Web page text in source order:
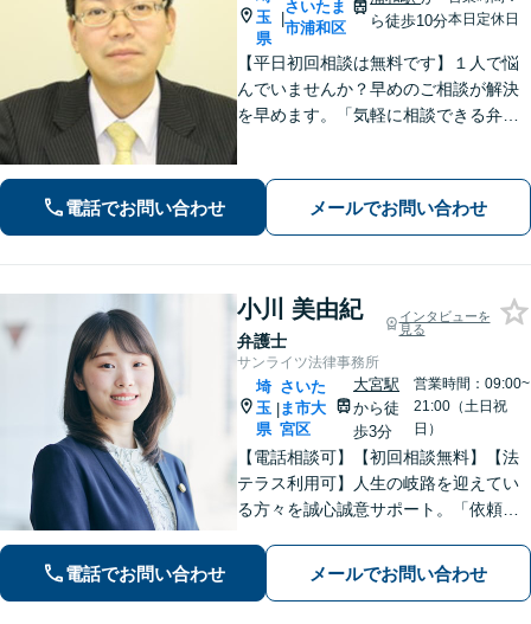
玉
県
|
さいたま
市浦和区
ら徒歩10分本日定休日
【平日初回相談は無料です】１人で悩
んでいませんか？早めのご相談が解決
を早めます。「気軽に相談できる弁護
かした迅速な行動力でサポートしま
す。まずはお気軽にご相談ください。
電話でお問い合わせ メールでお問い合わせ
小川 美由紀
弁護士
インタビューを
見る
サンライツ法律事務所
埼
玉
県
|
さいた
ま市大
宮区
大宮駅
から徒
歩3分
営業時間：09:00~
21:00（土日祝
日）
【電話相談可】【初回相談無料】【法
テラス利用可】人生の岐路を迎えてい
る方々を誠心誠意サポート。「依頼者
女問題／借金問題／相続／企業法務／
刑事事件／交通事故／労働問題など、
電話でお問い合わせ メールでお問い合わせ